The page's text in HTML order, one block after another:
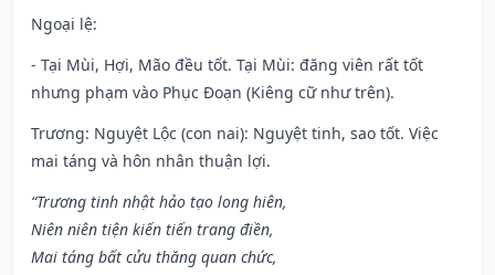
Ngoại lệ:
- Tại Mùi, Hợi, Mão đều tốt. Tại Mùi: đăng viên rất tốt
nhưng phạm vào Phục Đoạn (Kiêng cữ như trên).
Trương: Nguyệt Lộc (con nai): Nguyệt tinh, sao tốt. Việc
mai táng và hôn nhân thuận lợi.
“Trương tinh nhật hảo tạo long hiên,
Niên niên tiện kiến tiến trang điền,
Mai táng bất cửu thăng quan chức,